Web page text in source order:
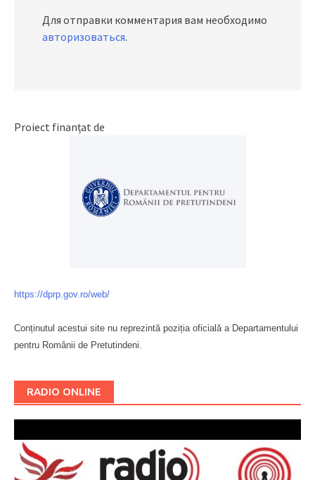
Для отправки комментария вам необходимо
авторизоваться.
Proiect finanțat de
https://dprp.gov.ro/web/
Conținutul acestui site nu reprezintă poziția oficială a Departamentului
pentru Românii de Pretutindeni.
RADIO ONLINE